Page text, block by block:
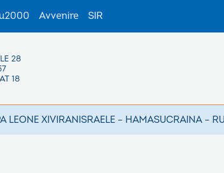
Avvenire SIR
28
18
LEONE XIVIRANISRAELE – HAMASUCRAINA –